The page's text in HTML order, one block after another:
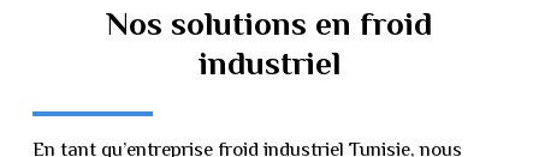
Nos solutions en froid
industriel
En tant qu’entreprise froid industriel Tunisie, nous